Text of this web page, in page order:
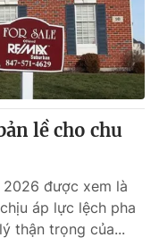
Việt
bằng AI
lề cho chu
được xem là
áp lực lệch pha
thận trọng của...